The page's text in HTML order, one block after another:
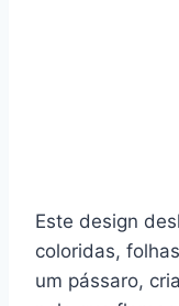
Este design
coloridas,
um pássaro,